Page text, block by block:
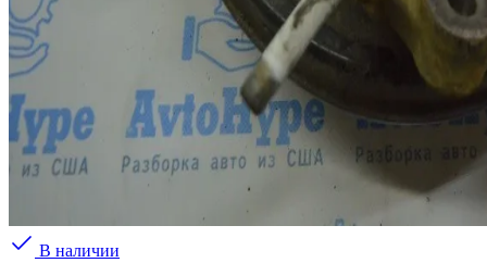
В наличии